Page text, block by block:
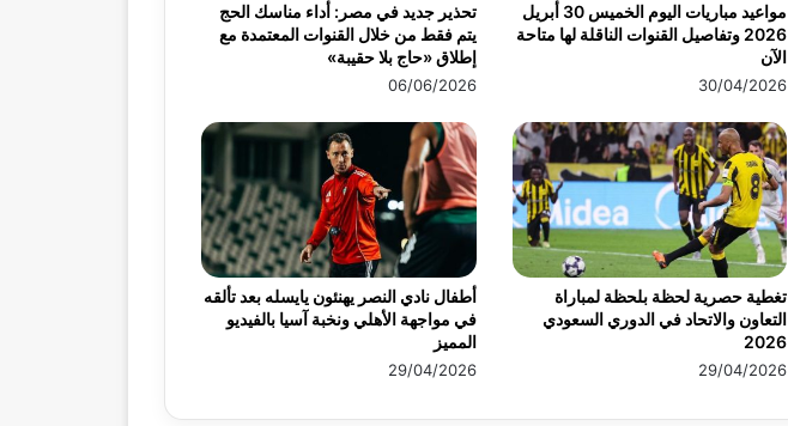
تحذير جديد في مصر: أداء مناسك الحج
يتم فقط من خلال القنوات المعتمدة مع
إطلاق «حاج بلا حقيبة»
06/06/2026
مواعيد مباريات اليوم الخميس 30 أبريل
2026 وتفاصيل القنوات الناقلة لها متاحة
الآن
30/04/2026
أطفال نادي النصر يهنئون يايسله بعد تألقه
في مواجهة الأهلي ونخبة آسيا بالفيديو
المميز
29/04/2026
تغطية حصرية لحظة بلحظة لمباراة
التعاون والاتحاد في الدوري السعودي
2026
29/04/2026